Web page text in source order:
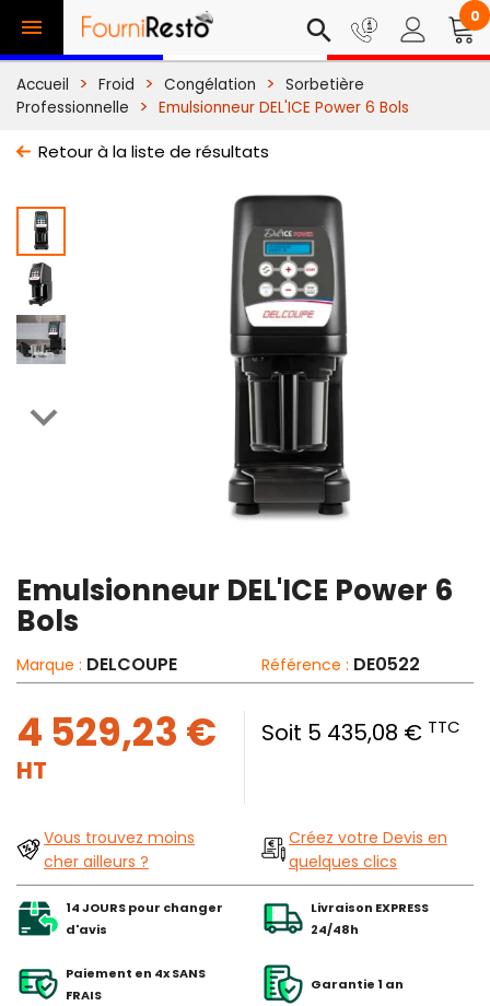
 search 0
Accueil Froid Congélation
Sorbetière
Professionnelle
Emulsionneur DEL'ICE Power 6 Bols
Retour à la liste de résultats

Emulsionneur DEL'ICE Power 6
Bols
Marque : DELCOUPE Référence : DE0522
4 529,23 €
HT
Soit 5 435,08 € TTC
Vous trouvez moins
cher ailleurs ?
Créez votre Devis en
quelques clics
14 JOURS pour changer
d'avis
Livraison EXPRESS
24/48h
Paiement en 4x SANS
FRAIS
Garantie 1 an